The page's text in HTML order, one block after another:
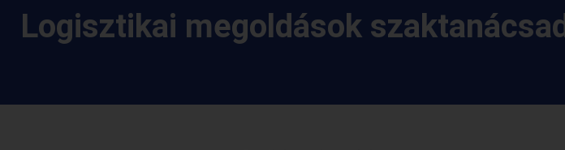
Logisztikai megoldások